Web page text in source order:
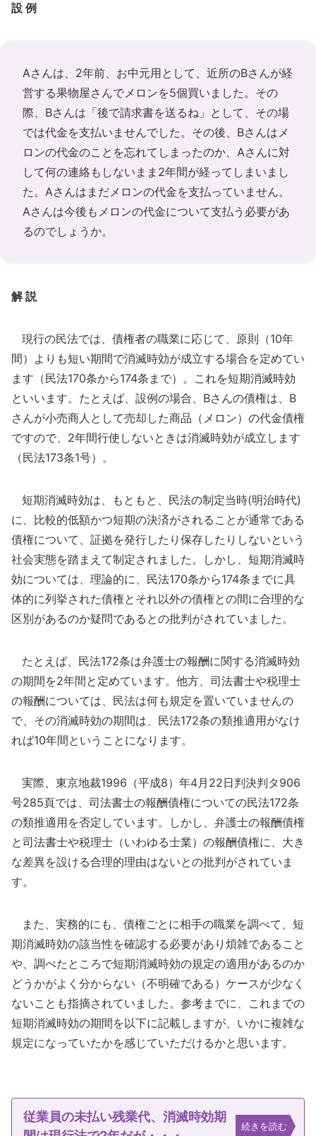
設 例
Aさんは、2年前、お中元用として、近所のBさんが経
営する果物屋さんでメロンを5個買いました。その
際、Bさんは「後で請求書を送るね」として、その場
では代金を支払いませんでした。その後、Bさんはメ
ロンの代金のことを忘れてしまったのか、Aさんに対
して何の連絡もしないまま2年間が経ってしまいまし
た。Aさんはまだメロンの代金を支払っていません。
Aさんは今後もメロンの代金について支払う必要があ
るのでしょうか。
解 説
現行の民法では、債権者の職業に応じて、原則（10年
間）よりも短い期間で消滅時効が成立する場合を定めてい
ます（民法170条から174条まで）。これを短期消滅時効
といいます。たとえば、設例の場合、Bさんの債権は、B
さんが小売商人として売却した商品（メロン）の代金債権
ですので、2年間行使しないときは消滅時効が成立します
（民法173条1号）。
短期消滅時効は、もともと、民法の制定当時(明治時代)
に、比較的低額かつ短期の決済がされることが通常である
債権について、証拠を発行したり保存したりしないという
社会実態を踏まえて制定されました。しかし、短期消滅時
効については、理論的に、民法170条から174条までに具
体的に列挙された債権とそれ以外の債権との間に合理的な
区別があるのか疑問であるとの批判がされていました。
たとえば、民法172条は弁護士の報酬に関する消滅時効
の期間を2年間と定めています。他方、司法書士や税理士
の報酬については、民法は何も規定を置いていませんの
で、その消滅時効の期間は、民法172条の類推適用がなけ
れば10年間ということになります。
実際、東京地裁1996（平成8）年4月22日判決判タ906
号285頁では、司法書士の報酬債権についての民法172条
の類推適用を否定しています。しかし、弁護士の報酬債権
と司法書士や税理士（いわゆる士業）の報酬債権に、大き
な差異を設ける合理的理由はないとの批判がされていま
す。
また、実務的にも、債権ごとに相手の職業を調べて、短
期消滅時効の該当性を確認する必要があり煩雑であること
や、調べたところで短期消滅時効の規定の適用があるのか
どうかがよく分からない（不明確である）ケースが少なく
ないことも指摘されていました。参考までに、これまでの
短期消滅時効の期間を以下に記載しますが、いかに複雑な
規定になっていたかを感じていただけるかと思います。
従業員の未払い残業代、消滅時効期
続きを読む